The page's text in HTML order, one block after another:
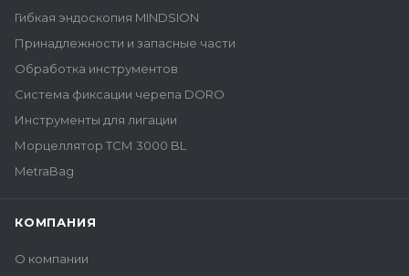
Гибкая эндоскопия MINDSION
Принадлежности и запасные части
Обработка инструментов
Система фиксации черепа DORO
Инструменты для лигации
Морцеллятор ТСМ 3000 BL
MetraBag
КОМПАНИЯ
О компании